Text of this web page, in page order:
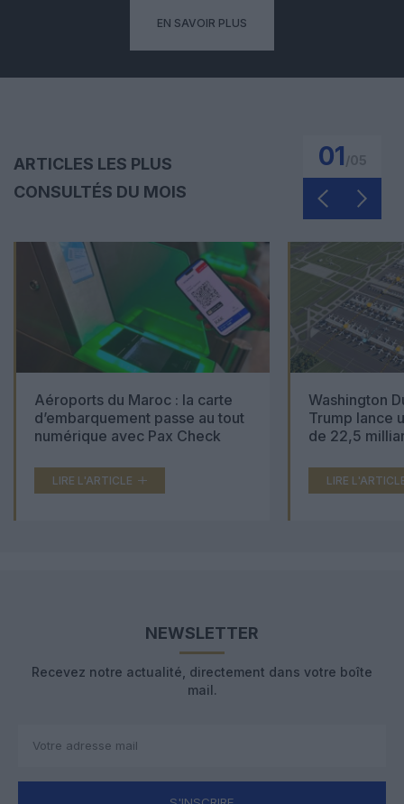
EN SAVOIR PLUS
ARTICLES LES PLUS
CONSULTÉS DU MOIS
01
Aéroports du Maroc : la carte
d’embarquement passe au tout
numérique avec Pax Check
LIRE L'ARTICLE
Washington
Trump lance
de 22,5
LIRE
NEWSLETTER
Recevez notre actualité, directement dans votre boîte
mail.